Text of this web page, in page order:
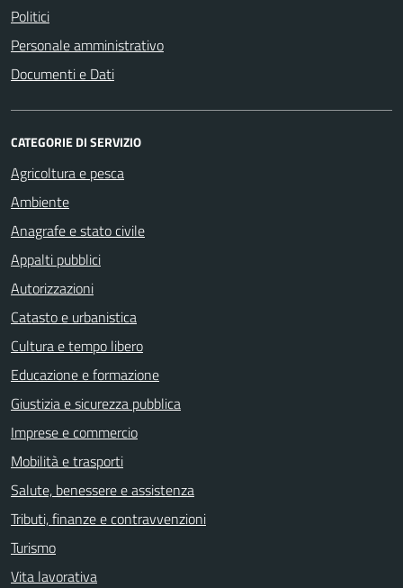
Politici
Personale amministrativo
Documenti e Dati
CATEGORIE DI SERVIZIO
Agricoltura e pesca
Ambiente
Anagrafe e stato civile
Appalti pubblici
Autorizzazioni
Catasto e urbanistica
Cultura e tempo libero
Educazione e formazione
Giustizia e sicurezza pubblica
Imprese e commercio
Mobilità e trasporti
Salute, benessere e assistenza
Tributi, finanze e contravvenzioni
Turismo
Vita lavorativa